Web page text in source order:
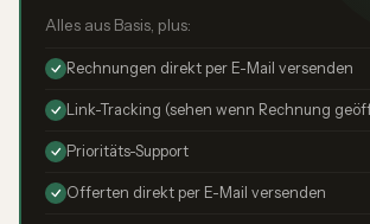
Alles aus Basis, plus:
Rechnungen direkt per E-Mail versenden
Link-Tracking (sehen wenn Rechnung
Prioritäts-Support
Offerten direkt per E-Mail versenden